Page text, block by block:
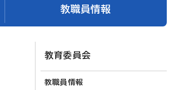
教職員情報
教育委員会
教職員情報